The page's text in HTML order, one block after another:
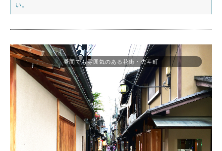
い。
昼間でも雰囲気のある花街・先斗町